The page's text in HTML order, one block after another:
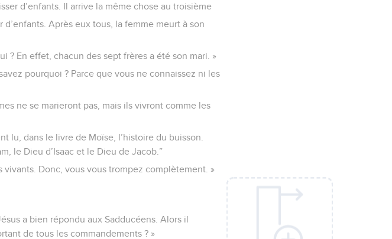
d’enfants. Il arrive la même chose au troisième
Après eux tous, la femme meurt à son
? En effet, chacun des sept frères a été son mari. »
pourquoi ? Parce que vous ne connaissez ni les
ne se marieront pas, mais ils vivront comme les
lu, dans le livre de Moïse, l’histoire du buisson.
le Dieu d’Isaac et le Dieu de Jacob.”
vivants. Donc, vous vous trompez complètement. »
a bien répondu aux Sadducéens. Alors il
de tous les commandements ? »